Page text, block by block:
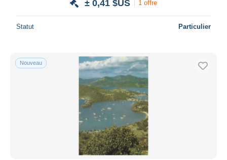
Prix
Uniquement en réduction
Livraison gratuite
Méthodes de paiement
Virement bancaire
Mastercard
± 0,41 $US 1 offre
Statut Particulier
Nouveau